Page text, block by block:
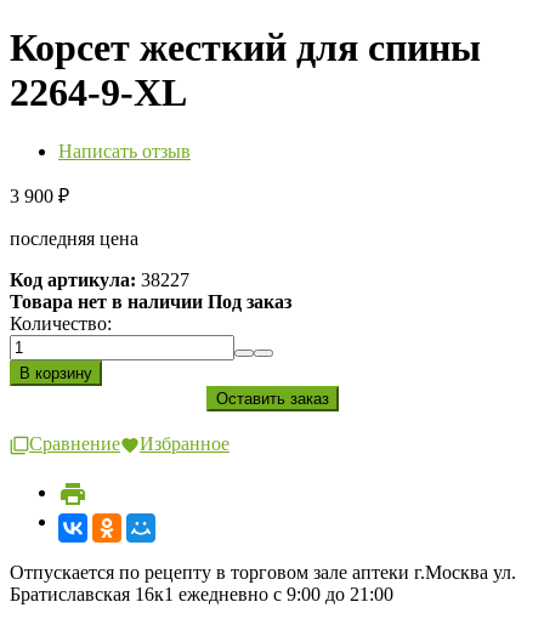
Корсет жесткий для спины
2264-9-XL
Написать отзыв
3 900 ₽
последняя цена
Код артикула: 38227
Товара нет в наличии Под заказ
Количество:
Сравнение Избранное
Отпускается по рецепту в торговом зале аптеки г.Москва ул.
Братиславская 16к1 ежедневно с 9:00 до 21:00